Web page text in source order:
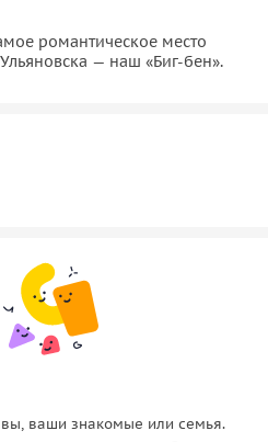
романтическое место
— наш «Биг-бен».
вы, ваши знакомые или семья.